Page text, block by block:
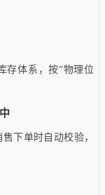
存体系，按“物理位
下单时自动校验，